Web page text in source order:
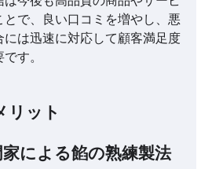
で、良い口コミを増やし、悪
には迅速に対応して顧客満足度
す。
リット
による餡の熟練製法